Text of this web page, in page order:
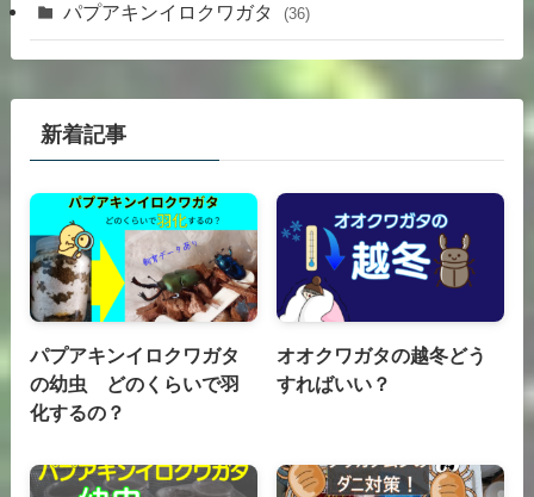
パプアキンイロクワガタ (36)
新着記事
パプアキンイロクワガタ
の幼虫 どのくらいで羽
化するの？
オオクワガタの越冬どう
すればいい？